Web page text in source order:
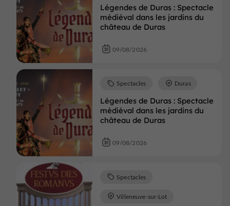
Légendes de Duras : Spectacle
médiéval dans les jardins du
château de Duras
09/08/2026
Légendes de Duras : Spectacle
médiéval dans les jardins du
château de Duras
Spectacles Duras
09/08/2026
Spectacles
Villeneuve-sur-Lot